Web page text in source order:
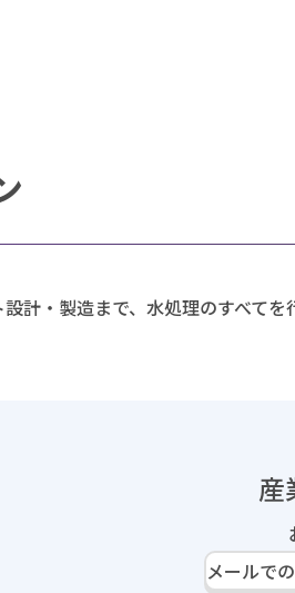
計・製造まで、水処理のすべてを
産
メールで